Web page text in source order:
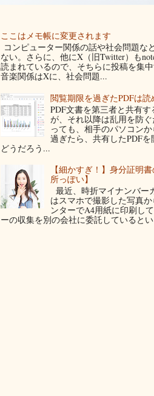
ここはメモ帳に変更されます
コンピューター関係の話や社会問題な
ない。さらに、他にX（旧Twitter）も
読まれているので、そちらに投稿を集
音楽関係はXに、社会問題...
閲覧期限を過ぎたPDFは
PDF文書を第三者と共有
が、それ以降は乱用を防
っても、相手のパソコン
過ぎたら、共有したPDF
どうだろう...
【細かすぎ！】身分証明
所っぽい】
最近、時折マイナンバー
はスマホで撮影した写真
ンターでA4用紙に印刷し
ーの収集を別の会社に委託していると